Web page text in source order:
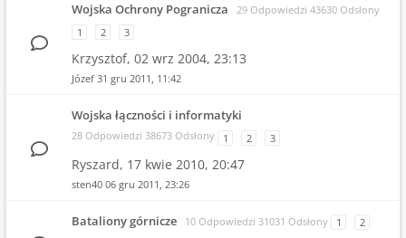
Wojska Ochrony Pogranicza
29 Odpowiedzi 43630 Odsłony
1
2 3
Krzysztof, 02 wrz 2004, 23:13
Józef 31 gru 2011, 11:42
Wojska łączności i informatyki
28 Odpowiedzi 38673 Odsłony 1 2 3
Ryszard, 17 kwie 2010, 20:47
sten40 06 gru 2011, 23:26
Bataliony górnicze 10 Odpowiedzi 31031 Odsłony 1 2